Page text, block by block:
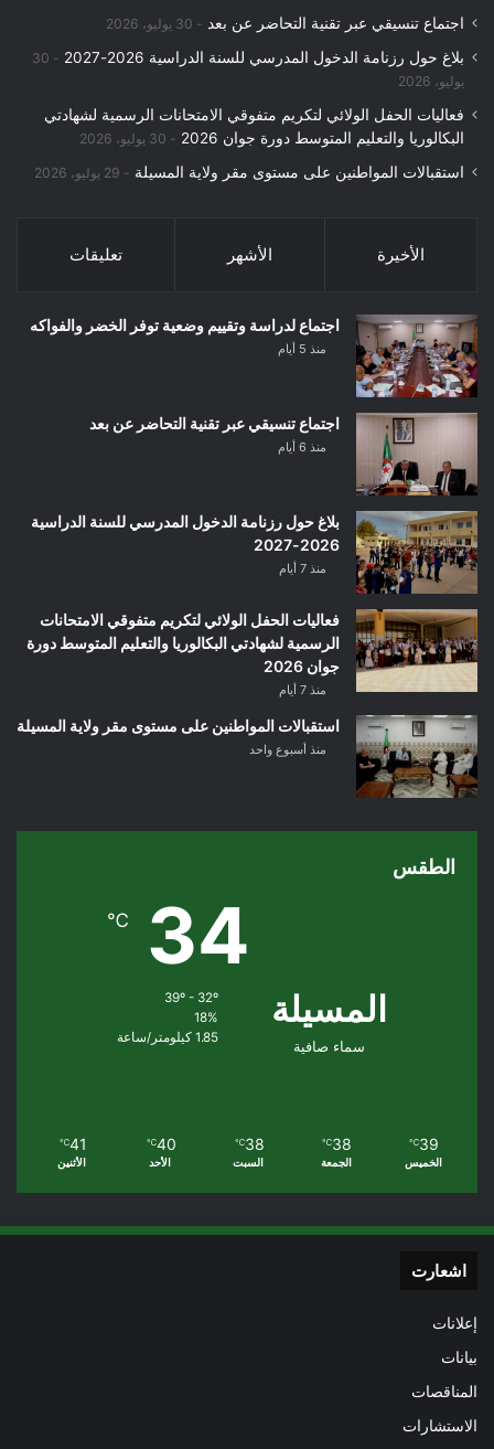
اجتماع تنسيقي عبر تقنية التحاضر عن بعد 30 يوليو، 2026
بلاغ حول رزنامة الدخول المدرسي للسنة الدراسية 2026-2027
30
يوليو، 2026
فعاليات الحفل الولائي لتكريم متفوقي الامتحانات الرسمية لشهادتي
البكالوريا والتعليم المتوسط دورة جوان 2026
30 يوليو، 2026
استقبالات المواطنين على مستوى مقر ولاية المسيلة 29 يوليو، 2026
الأخيرة الأشهر تعليقات
اجتماع لدراسة وتقييم وضعية توفر الخضر والفواكه
منذ 5 أيام
اجتماع تنسيقي عبر تقنية التحاضر عن بعد
منذ 6 أيام
بلاغ حول رزنامة الدخول المدرسي للسنة الدراسية
2026-2027
منذ 7 أيام
فعاليات الحفل الولائي لتكريم متفوقي الامتحانات
الرسمية لشهادتي البكالوريا والتعليم المتوسط دورة
جوان 2026
منذ 7 أيام
استقبالات المواطنين على مستوى مقر ولاية المسيلة
منذ أسبوع واحد
الطقس
المسيلة
سماء صافية
34
℃
18%
1.85 كيلومتر/ساعة
39
℃
الخميس
38
℃
الجمعة
38
℃
السبت
40
℃
الأحد
41
℃
الأثنين
اشعارت
إعلانات
بيانات
المناقصات
الاستشارات